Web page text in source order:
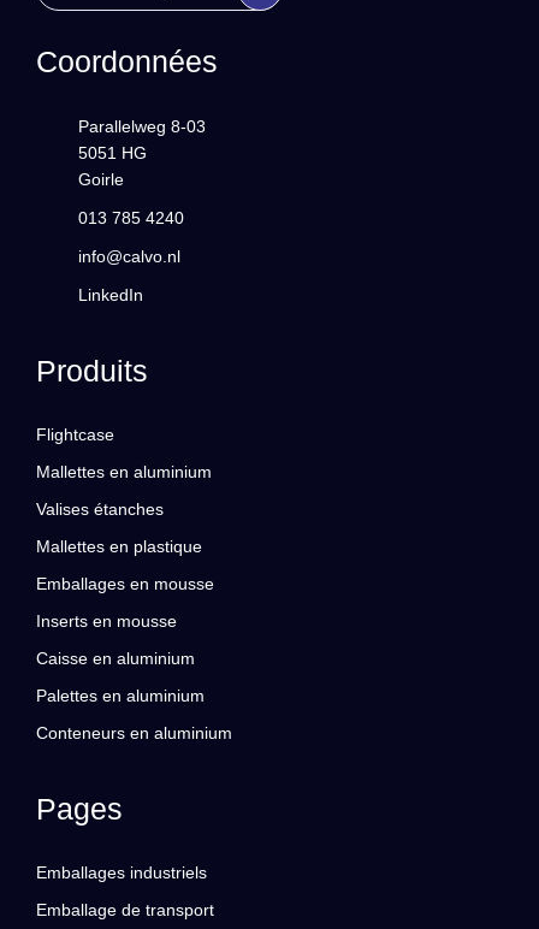
Coordonnées
Parallelweg 8-03
5051 HG
Goirle
013 785 4240
info@calvo.nl
LinkedIn
Produits
Flightcase
Mallettes en aluminium
Valises étanches
Mallettes en plastique
Emballages en mousse
Inserts en mousse
Caisse en aluminium
Palettes en aluminium
Conteneurs en aluminium
Pages
Emballages industriels
Emballage de transport